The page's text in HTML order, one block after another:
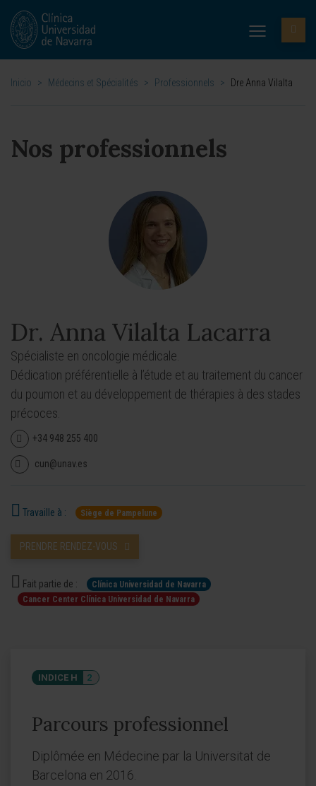
Inicio > Médecins et Spécialités > Professionnels > Dre Anna Vilalta
Nos professionnels
Dr. Anna Vilalta Lacarra
Spécialiste en oncologie médicale.
Dédication préférentielle à l’étude et au traitement du cancer
du poumon et au développement de thérapies à des stades
précoces.
+34 948 255 400
cun@unav.es
Travaille à : Siège de Pampelune
PRENDRE RENDEZ-VOUS
Fait partie de :
Clínica Universidad de Navarra
Cancer Center Clínica Universidad de Navarra
INDICE H 2
Parcours professionnel
Diplômée en Médecine par la Universitat de
Barcelona en 2016.